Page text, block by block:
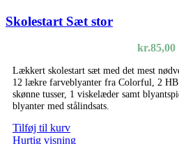
Skolestart Sæt stor
kr.85,00
Lækkert skolestart sæt med det mest
12 lækre farveblyanter fra Colorful, 2
skønne tusser, 1 viskelæder samt
blyanter med stålindsats.
Tilføj til kurv
Hurtig visning